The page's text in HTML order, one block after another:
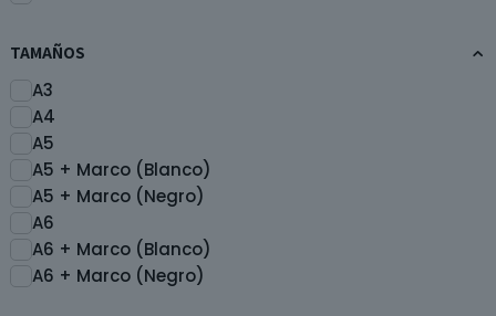
TAMAÑOS
A3
A4
A5
A5 + Marco (Blanco)
A5 + Marco (Negro)
A6
A6 + Marco (Blanco)
A6 + Marco (Negro)